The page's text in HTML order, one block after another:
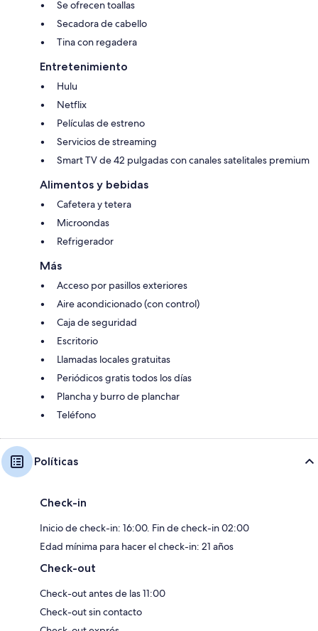
Se ofrecen toallas
Secadora de cabello
Tina con regadera
Entretenimiento
Hulu
Netflix
Películas de estreno
Servicios de streaming
Smart TV de 42 pulgadas con canales satelitales premium
Alimentos y bebidas
Cafetera y tetera
Microondas
Refrigerador
Más
Acceso por pasillos exteriores
Aire acondicionado (con control)
Caja de seguridad
Escritorio
Llamadas locales gratuitas
Periódicos gratis todos los días
Plancha y burro de planchar
Teléfono
Políticas
Check-in
Inicio de check-in: 16:00. Fin de check-in 02:00
Edad mínima para hacer el check-in: 21 años
Check-out
Check-out antes de las 11:00
Check-out sin contacto